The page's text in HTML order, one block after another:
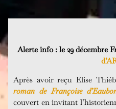
Alerte info : le 29 décembre
Après avoir reçu Elise
roman de Françoise
couvert en invitant